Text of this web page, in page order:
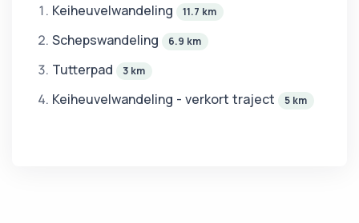
Keiheuvelwandeling 11.7 km
Schepswandeling 6.9 km
Tutterpad 3 km
Keiheuvelwandeling - verkort traject 5 km